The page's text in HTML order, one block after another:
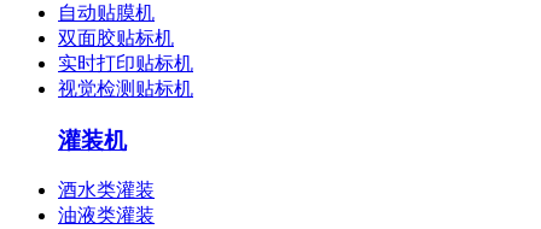
自动贴膜机
双面胶贴标机
实时打印贴标机
视觉检测贴标机
灌装机
酒水类灌装
油液类灌装